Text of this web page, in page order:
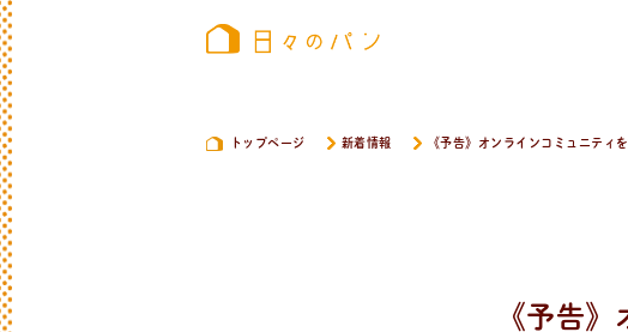
トップページ 新着情報 《予告》オンラインコミュニティ
《予告